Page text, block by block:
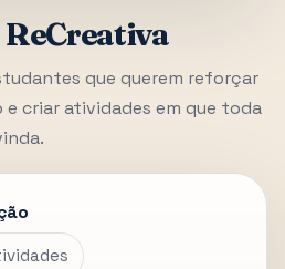
que querem reforçar
e criar atividades em que toda